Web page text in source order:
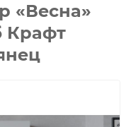
«Весна»
Крафт